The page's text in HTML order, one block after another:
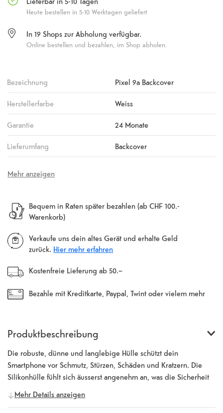
Heute bestellen in 5-10 Werktagen geliefert
In 19Shops zur Abholung verfügbar.
Online bestellen und bezahlen, im Shop abholen.
Bezeichnung Pixel 9a Backcover
Herstellerfarbe Weiss
Garantie 24 Monate
Lieferumfang Backcover
Mehr anzeigen
Bequem in Raten später bezahlen (ab CHF 100.-
Warenkorb)
Verkaufe uns dein altes Gerät und erhalte Geld
zurück. Hier mehr erfahren
Kostenfreie Lieferung ab 50.–
Bezahle mit Kreditkarte, Paypal, Twint oder vielem mehr
Produktbeschreibung
Die robuste, dünne und langlebige Hülle schützt dein
Smartphone vor Schmutz, Stürzen, Schäden und Kratzern. Die
Silikonhülle fühlt sich äusserst angenehm an, was die Sicherheit
deines Smartphones und einen hohen Bedienkomfort garantiert.
Das hochwertige Silikon, aus dem die Hülle gefertigt ist, sorgt für
Mehr Details anzeigen